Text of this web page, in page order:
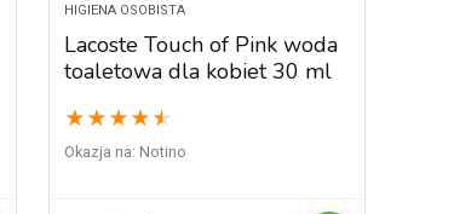
HIGIENA OSOBISTA
Lacoste Touch of Pink woda
toaletowa dla kobiet 30 ml
★ ★ ★ ★ ★
Okazja na: Notino